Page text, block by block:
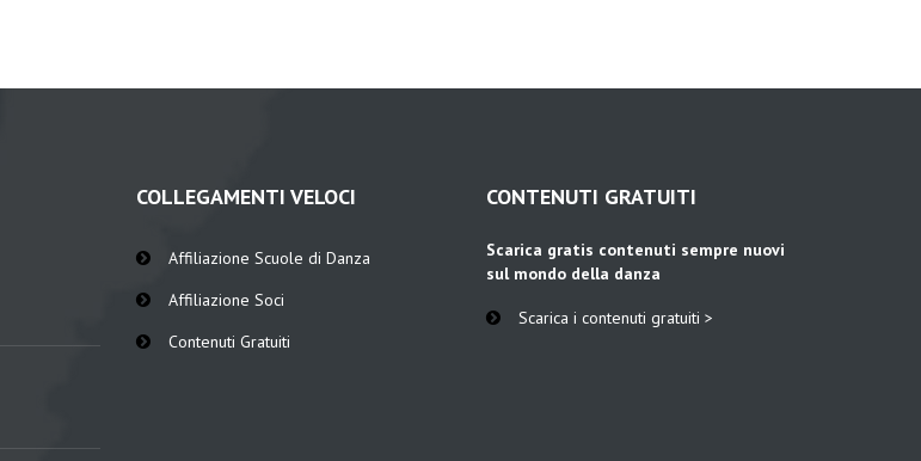
COLLEGAMENTI VELOCI
Affiliazione Scuole di Danza
Affiliazione Soci
Contenuti Gratuiti
CONTENUTI GRATUITI
Scarica gratis contenuti sempre nuovi
sul mondo della danza
Scarica i contenuti gratuiti >